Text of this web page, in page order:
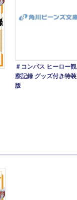
＃コンパス ヒーロー観
察記録 グッズ付き特装
版